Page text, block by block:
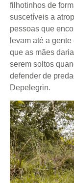
filhotinhos de
suscetíveis a
pessoas que
levam até a
que as mães
serem soltos
defender de
Depelegrin.